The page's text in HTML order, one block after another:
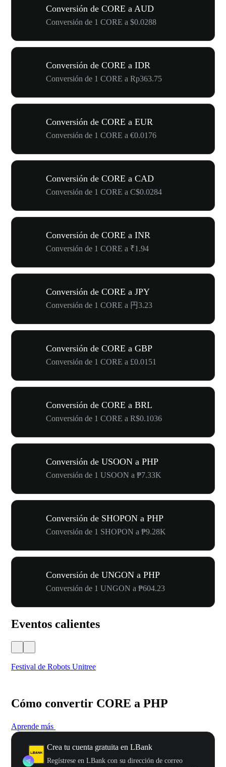
Conversión de CORE a AUD
Conversión de 1 CORE a $0.0288
Conversión de CORE a IDR
Conversión de 1 CORE a Rp363.75
Conversión de CORE a EUR
Conversión de 1 CORE a €0.0176
Conversión de CORE a CAD
Conversión de 1 CORE a C$0.0284
Conversión de CORE a INR
Conversión de 1 CORE a ₹1.94
Conversión de CORE a JPY
Conversión de 1 CORE a 円3.23
Conversión de CORE a GBP
Conversión de 1 CORE a £0.0151
Conversión de CORE a BRL
Conversión de 1 CORE a R$0.1036
Conversión de USOON a PHP
Conversión de 1 USOON a ₱7.33K
Conversión de SHOPON a PHP
Conversión de 1 SHOPON a ₱9.28K
Conversión de UNGON a PHP
Conversión de 1 UNGON a ₱604.23
Eventos calientes
Festival de Robots Unitree
Cómo convertir CORE a PHP
Aprende más
Crea tu cuenta gratuita en LBank
Regístrese en LBank con su dirección de correo